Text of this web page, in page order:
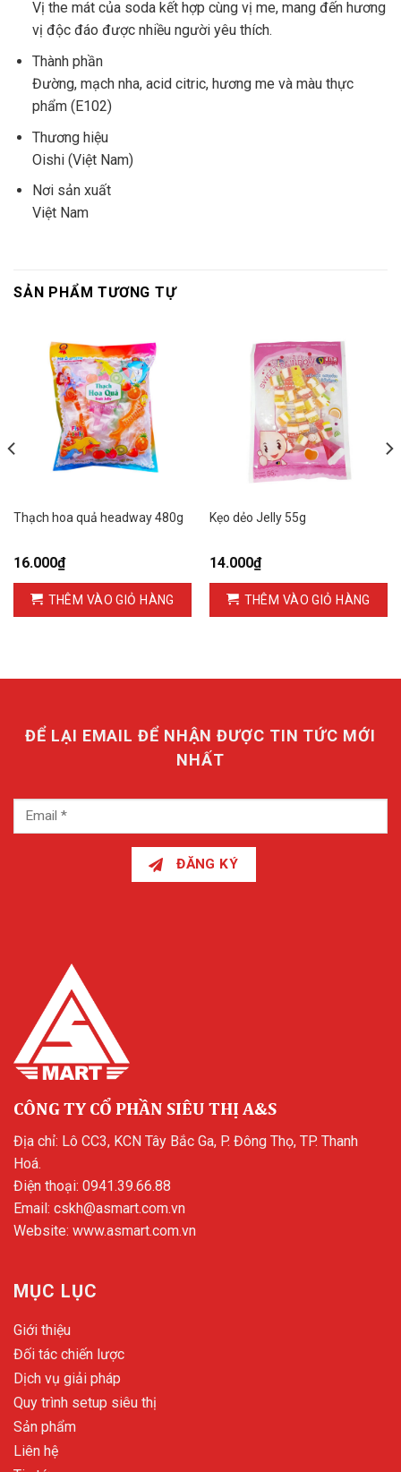
Vị the mát của soda kết hợp cùng vị me, mang đến hương
vị độc đáo được nhiều người yêu thích.
Thành phần
Đường, mạch nha, acid citric, hương me và màu thực
phẩm (E102)
Thương hiệu
Oishi (Việt Nam)
Nơi sản xuất
Việt Nam
SẢN PHẨM TƯƠNG TỰ
Thạch hoa quả headway 480g
16.000₫
THÊM VÀO GIỎ HÀNG
Kẹo dẻo Jelly 55g
14.000₫
THÊM VÀO GIỎ HÀNG
ĐỂ LẠI EMAIL ĐỂ NHẬN ĐƯỢC TIN TỨC MỚI
NHẤT
ĐĂNG KÝ
CÔNG TY CỔ PHẦN SIÊU THỊ A&S
Địa chỉ: Lô CC3, KCN Tây Bắc Ga, P. Đông Thọ, TP. Thanh
Hoá.
Điện thoại: 0941.39.66.88
Email: cskh@asmart.com.vn
Website: www.asmart.com.vn
MỤC LỤC
Giới thiệu
Đối tác chiến lược
Dịch vụ giải pháp
Quy trình setup siêu thị
Sản phẩm
Liên hệ